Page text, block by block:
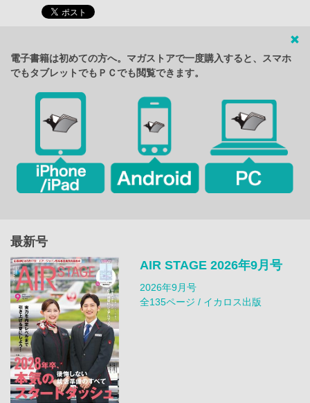
電子書籍は初めての方へ。マガストアで一度購入すると、スマホ
でもタブレットでもＰＣでも閲覧できます。
最新号
AIR STAGE 2026年9月号
2026年9月号
全135ページ / イカロス出版